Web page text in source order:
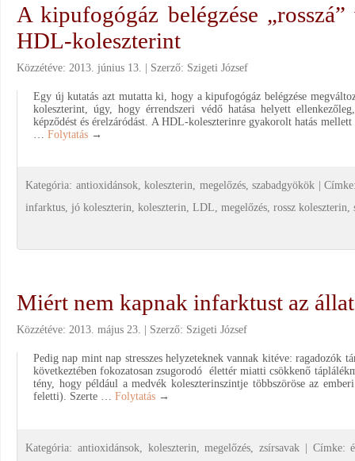
A kipufogógáz belégzése
HDL-koleszterint
Közzétéve: 2013. június 13. Szerző: Szigeti József
Egy új kutatás azt mutatta ki, hogy a kipufogógáz belégzése
koleszterint, úgy, hogy érrendszeri védő hatása helyett
képződést és érelzáródást. A HDL-koleszterinre gyakorolt hatás
Folytatás →
Kategória: antioxidánsok,koleszterin, megelőzés,szabadgyökök |
infarktus, jó koleszterin, koleszterin, LDL, megelőzés, rossz koleszterin,
Miért nem kapnak infarktust az
Közzétéve: 2013. május 23. Szerző: Szigeti József
Pedig nap mint nap stresszes helyzeteknek vannak kitéve: ragadozók
következtében fokozatosan zsugorodó élettér miatti csökkenő
tény, hogy például a medvék koleszterinszintje többszöröse az
feletti). Szerte … Folytatás →
Kategória: antioxidánsok, koleszterin,megelőzés,zsírsavak Címke: